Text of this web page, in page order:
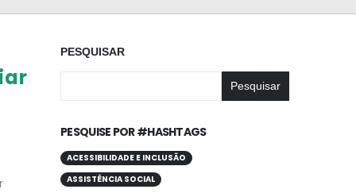
PESQUISAR
Pesquisar
PESQUISE POR #HASHTAGS
ACESSIBILIDADE E INCLUSÃO
ASSISTÊNCIA SOCIAL